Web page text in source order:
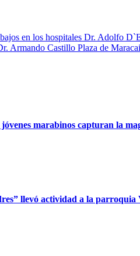
en los hospitales Dr. Adolfo
Armando Castillo Plaza de
marabinos capturan la
llevó actividad a la parroquia